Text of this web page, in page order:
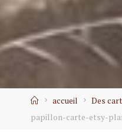
Home
accueil
Des
papillon-carte-etsy-